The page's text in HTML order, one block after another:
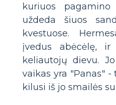
kuriuos
uždeda šiuos
kvestuose.
įvedus abėcėlę,
keliautojų dievu.
vaikas yra "Panas"
kilusi iš jo smailės